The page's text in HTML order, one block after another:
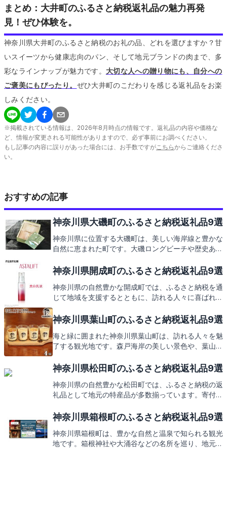
まとめ：大井町のふるさと納税返礼品の魅力再発
見！ぜひ体験を。
神奈川県大井町のふるさと納税のお礼の品、どれを選びますか？甘
いスイーツから健康志向のパン、そして地元ブランドの肉まで、多
彩なラインナップが魅力です。 大切な人への贈り物にも、自分への
ご褒美にもぴったり。 ぜひ大井町のこだわりを感じる返礼品をお楽
しみください。
※掲載されている情報は、 2026年8 月時点の情報です。返礼品の内容や価格な
ど、情報が変更される可能性がありますので、必ず事前にお調べください。
もし記事の内容に誤りがあった場合には、お手数ですがこちらからご連絡くださ
い。
おすすめの記事
神奈川県大磯町のふるさと納税返礼品9選
神奈川県に位置する大磯町は、美しい海岸線と豊かな
自然に恵まれた町です。大磯ロングビーチや歴史ある
載。地元で愛される特産品を使ったグルメも大磯町の
ができるふるさと納税の返礼品にもご期待ください。
神奈川県開成町のふるさと納税返礼品9選
神奈川県の自然豊かな開成町では、ふるさと納税を通
じて地域を支援するとともに、訪れる人々に喜ばれる
産品を巡る旅の魅力をご紹介した後、皆様が楽しみに
神奈川県葉山町のふるさと納税返礼品9選
海と緑に囲まれた神奈川県葉山町は、訪れる人々を魅
了する観光地です。森戸海岸の美しい景色や、葉山牛
す。この素敵な葉山町が提供するふるさと納税の返礼
ご紹介してまいりますので、どうぞお楽しみに。
神奈川県松田町のふるさと納税返礼品9選
神奈川県の自然豊かな松田町では、ふるさと納税の返
礼品として地元の特産品が多数揃っています。寄付を
する機会を得られます。次は、そんな返礼品の一部を
神奈川県箱根町のふるさと納税返礼品9選
神奈川県箱根町は、豊かな自然と温泉で知られる観光
地です。箱根神社や大涌谷などの名所を巡り、地元の